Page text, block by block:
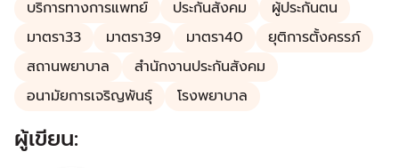
บริการทางการแพทย์
ประกันสังคม
ผู้ประกันตน
มาตรา33
มาตรา39 มาตรา40
ยุติการตั้งครรภ์
สถานพยาบาล
สำนักงานประกันสังคม
อนามัยการเจริญพันธุ์
โรงพยาบาล
ผู้เขียน: